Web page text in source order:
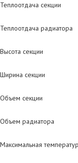
Теплоотдача секции
Теплоотдача радиатора
Высота секции
Ширина секции
Объем секции
Объем радиатора
Максимальная